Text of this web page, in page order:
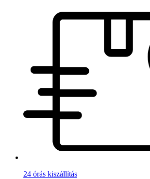
24 órás kiszállítás